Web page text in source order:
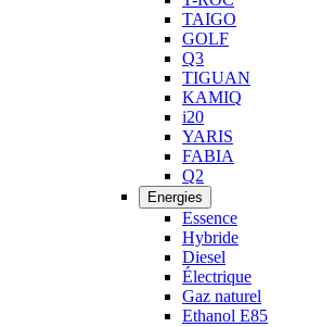
TAIGO
GOLF
Q3
TIGUAN
KAMIQ
i20
YARIS
FABIA
Q2
Energies
Essence
Hybride
Diesel
Électrique
Gaz naturel
Ethanol E85